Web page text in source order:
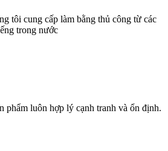
tôi cung cấp làm bằng thủ công từ các
trong nước
phẩm luôn hợp lý cạnh tranh và ổn định.